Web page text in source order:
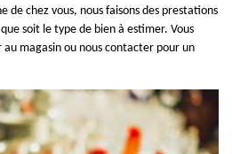
de chez vous, nous faisons des prestations
soit le type de bien à estimer. Vous
magasin ou nous contacter pour un